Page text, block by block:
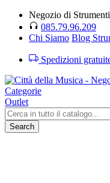
Negozio di
085.79.96.209
Chi Siamo Blog
Spedizioni
Categorie
Outlet
Search